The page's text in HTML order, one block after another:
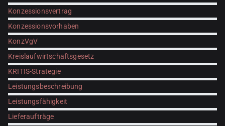
Konzessionsvertrag
Konzessionsvorhaben
KonzVgV
Kreislaufwirtschaftsgesetz
KRITIS-Strategie
Leistungsbeschreibung
Leistungsfähigkeit
Lieferaufträge